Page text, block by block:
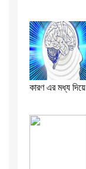
কারণ এর মধ্য